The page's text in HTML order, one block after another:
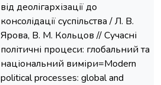
від деолігархізації до
консолідації суспільства / Л. В.
Ярова, В. М. Кольцов // Сучасні
політичні процеси: глобальний та
національний виміри=Modern
political processes: global and